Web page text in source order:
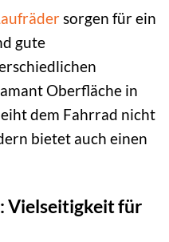
sorgen für ein
gute
Oberfläche in
dem Fahrrad nicht
bietet auch einen
Vielseitigkeit für